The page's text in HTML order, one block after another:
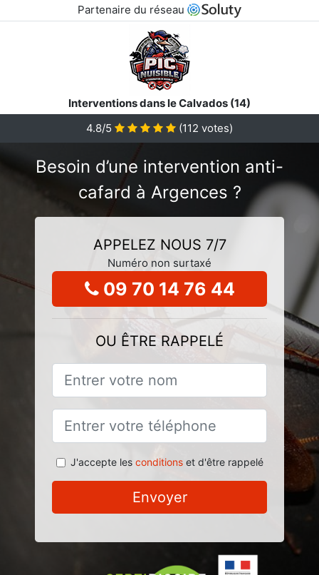
Partenaire du réseau
Interventions dans le Calvados (14)
4.8/5
(112 votes)
Besoin d’une intervention anti-
cafard à Argences ?
APPELEZ NOUS 7/7
Numéro non surtaxé
09 70 14 76 44
OU ÊTRE RAPPELÉ
J'accepte les conditionset d'être rappelé
Envoyer